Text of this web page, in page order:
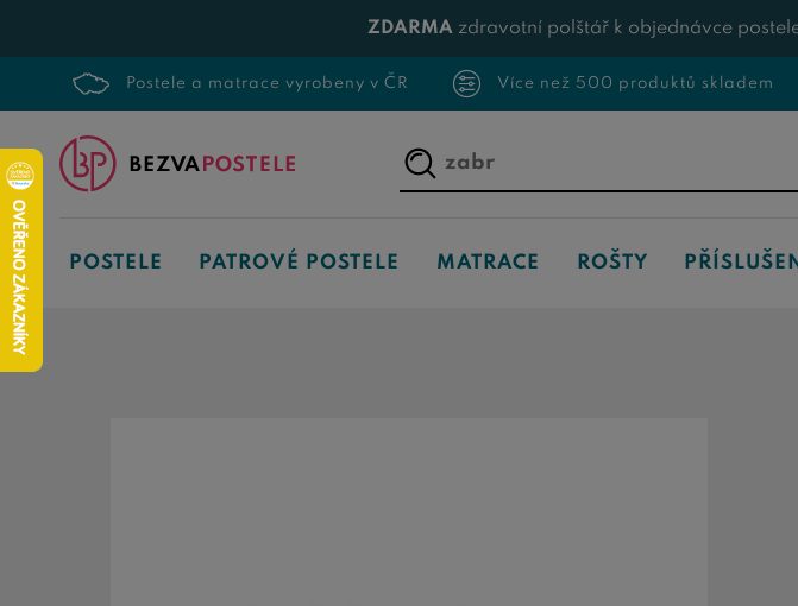
ZDARMA zdravotní polštář k objednávce
Postele a matrace vyrobeny v ČR Více než 500 produktů skladem
Napište,
co
hledáte...
POSTELE PATROVÉ POSTELE MATRACE ROŠTY